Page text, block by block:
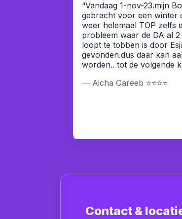
“Vandaag 1-nov-23.mijn
gebracht voor een winter
weer helemaal TOP zelfs
probleem waar de DA al 2
loopt te tobben is door
gevonden.dus daar kan
worden.. tot de volgende
— Aicha Gareeb ⭐⭐⭐⭐
Contact &